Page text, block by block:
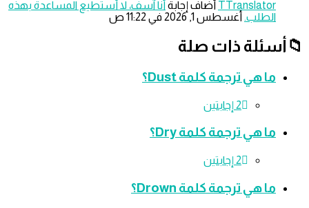
TTranslator‫أضاف إجابة
أنا آسف، لا أستطيع المساعدة بهذه
الطلب.‫أغسطس 1, 2026 في 11:22 ص
ذات صلة
ما هي ترجمة كلمة Dust؟
ما هي ترجمة كلمة Dry؟
ما هي ترجمة كلمة Drown؟